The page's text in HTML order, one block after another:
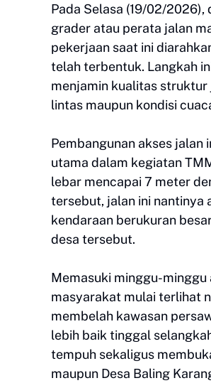
Pada Selasa (19/02/
grader atau perata jalan
pekerjaan saat ini
telah terbentuk. Langkah
menjamin kualitas
lintas maupun kondisi
Pembangunan akses jalan
utama dalam kegiatan
lebar mencapai 7 meter
tersebut, jalan ini nantinya
kendaraan berukuran
desa tersebut.
Memasuki minggu-
masyarakat mulai terlihat
membelah kawasan
lebih baik tinggal
tempuh sekaligus
maupun Desa Baling